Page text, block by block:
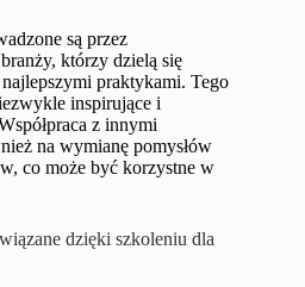
są przez
którzy dzielą się
praktykami. Tego
inspirujące i
z innymi
na wymianę pomysłów
co może być korzystne w
dzięki szkoleniu dla